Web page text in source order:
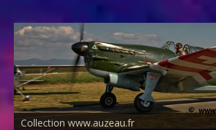
Collection www.auzeau.fr